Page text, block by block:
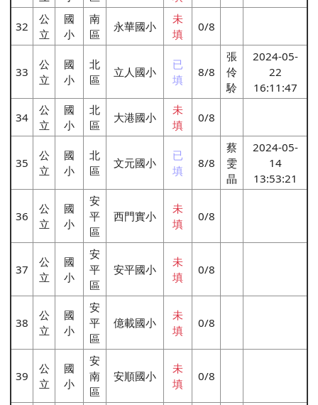
32
公
立
國
小
南
區
永華國小
未
填
0/8
33
公
立
國
小
北
區
立人國小
已
填
8/8
張
伶
駖
2024-05-
22
16:11:47
34
公
立
國
小
北
區
大港國小
未
填
0/8
35
公
立
國
小
北
區
文元國小
已
填
8/8
蔡
雯
晶
2024-05-
14
13:53:21
36
公
立
國
小
安
平
區
西門實小
未
填
0/8
37
公
立
國
小
安
平
區
安平國小
未
填
0/8
38
公
立
國
小
安
平
區
億載國小
未
填
0/8
39
公
立
國
小
安
南
區
安順國小
未
填
0/8